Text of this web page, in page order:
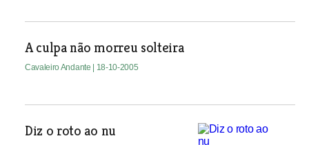
A culpa não morreu solteira
Cavaleiro Andante | 18-10-2005
Diz o roto ao nu